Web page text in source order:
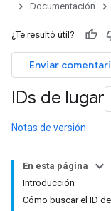
Documentación
¿Te resultó útil?
Enviar
IDs de lugar
Notas de versión
En esta página
Introducción
Cómo buscar el ID